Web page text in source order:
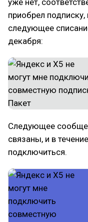
уже нет,
приобрел
следующее
декабря:
Следующее
связаны, и в
подключиться.